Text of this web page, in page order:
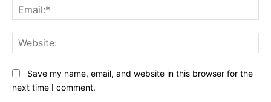
Save my name, email, and website in this browser for the
next time I comment.